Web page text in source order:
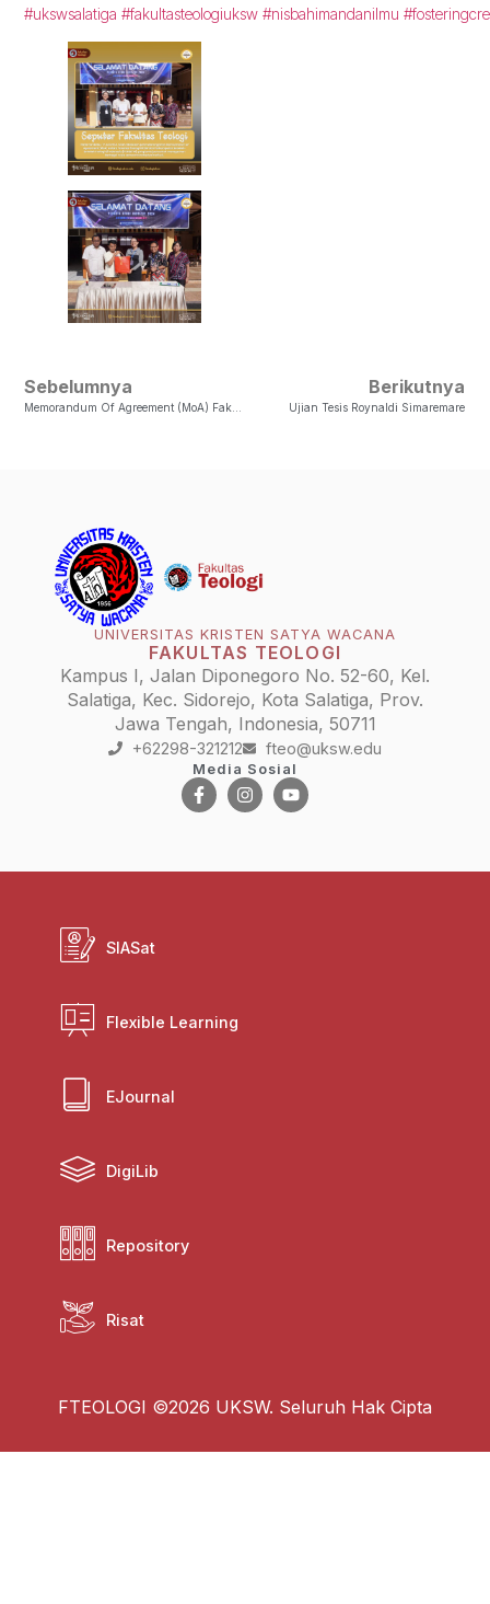
#ukswsalatiga #fakultasteologiuksw #nisbahimandanilmu
Sebelumnya Berikutnya
Ujian Tesis Roynaldi Simaremare
UNIVERSITAS KRISTEN SATYA WACANA
FAKULTAS TEOLOGI
Kampus I, Jalan Diponegoro No. 52-60, Kel.
Salatiga, Kec. Sidorejo, Kota Salatiga, Prov.
Jawa Tengah, Indonesia, 50711
+62298-321212 fteo@uksw.edu
Media Sosial
SIASat
Flexible Learning
EJournal
DigiLib
Repository
Risat
FTEOLOGI ©2026 UKSW. Seluruh Hak Cipta